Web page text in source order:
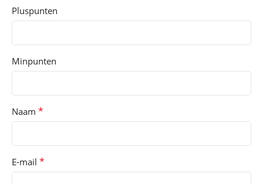
Pluspunten
Minpunten
Naam *
E-mail *